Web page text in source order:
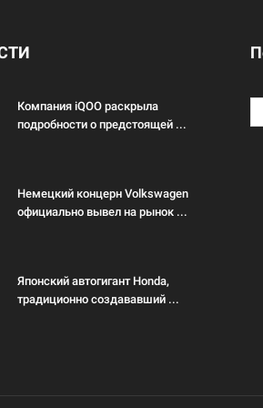
Компания iQOO раскрыла
подробности о предстоящей ...
Немецкий концерн Volkswagen
официально вывел на рынок ...
Японский автогигант Honda,
традиционно создававший ...